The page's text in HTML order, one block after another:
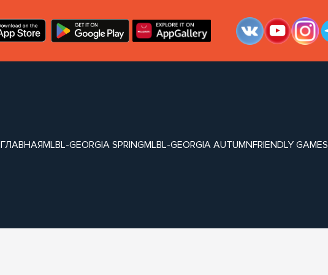
ГЛАВНАЯMLBL-GEORGIA SPRINGMLBL-GEORGIA AUTUMNFRIENDLY GAMES